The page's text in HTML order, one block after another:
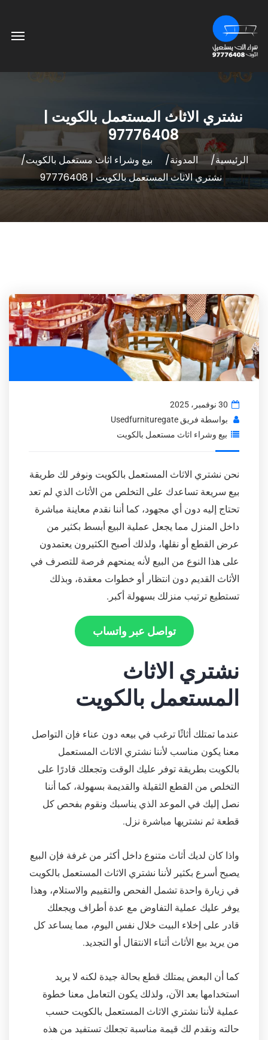
نشتري الاثاث المستعمل بالكويت |
97776408
الرئيسية المدونة
بيع وشراء اثاث مستعمل بالكويت
نشتري الاثاث المستعمل بالكويت | 97776408
30 نوفمبر، 2025
بواسطة فريق Usedfurnituregate
بيع وشراء اثاث مستعمل بالكويت
نحن نشتري الاثاث المستعمل بالكويت ونوفر لك طريقة
بيع سريعة تساعدك على التخلص من الأثاث الذي لم تعد
تحتاج إليه دون أي مجهود، كما أننا نقدم معاينة مباشرة
داخل المنزل مما يجعل عملية البيع أبسط بكثير من
عرض القطع أو نقلها، ولذلك أصبح الكثيرون يعتمدون
على هذا النوع من البيع لأنه يمنحهم فرصة للتصرف في
الأثاث القديم دون انتظار أو خطوات معقدة، وبذلك
تستطيع ترتيب منزلك بسهولة أكبر.
تواصل عبر واتساب
نشتري الاثاث
المستعمل بالكويت
عندما تمتلك أثاثًا ترغب في بيعه دون عناء فإن التواصل
معنا يكون مناسب لأننا نشتري الاثاث المستعمل
بالكويت بطريقة توفر عليك الوقت وتجعلك قادرًا على
التخلص من القطع الثقيلة والقديمة بسهولة، كما أننا
نصل إليك في الموعد الذي يناسبك ونقوم بفحص كل
قطعة ثم نشتريها مباشرة نزل.
واذا كان لديك أثاث متنوع داخل أكثر من غرفة فإن البيع
يصبح أسرع بكثير لأننا نشتري الاثاث المستعمل بالكويت
في زيارة واحدة تشمل الفحص والتقييم والاستلام، وهذا
يوفر عليك عملية التفاوض مع عدة أطراف ويجعلك
قادر على إخلاء البيت خلال نفس اليوم، مما يساعد كل
من يريد بيع الأثاث أثناء الانتقال أو التجديد.
كما أن البعض يمتلك قطع بحالة جيدة لكنه لا يريد
استخدامها بعد الآن، ولذلك يكون التعامل معنا خطوة
عملية لأننا نشتري الاثاث المستعمل بالكويت حسب
حالته ونقدم لك قيمة مناسبة تجعلك تستفيد من هذه